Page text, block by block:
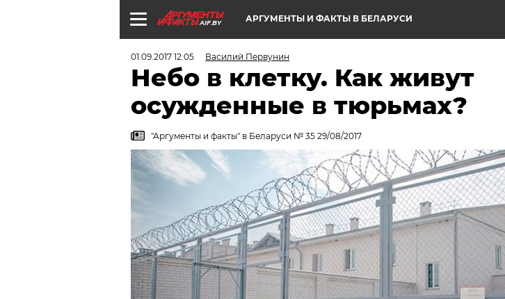
AIF.BY АРГУМЕНТЫ И ФАКТЫ В БЕЛАРУСИ
01.09.2017 12:05 Василий Первунин
Небо в клетку. Как живут
осужденные в тюрьмах?
"Аргументы и факты" в Беларуси № 35 29/08/2017